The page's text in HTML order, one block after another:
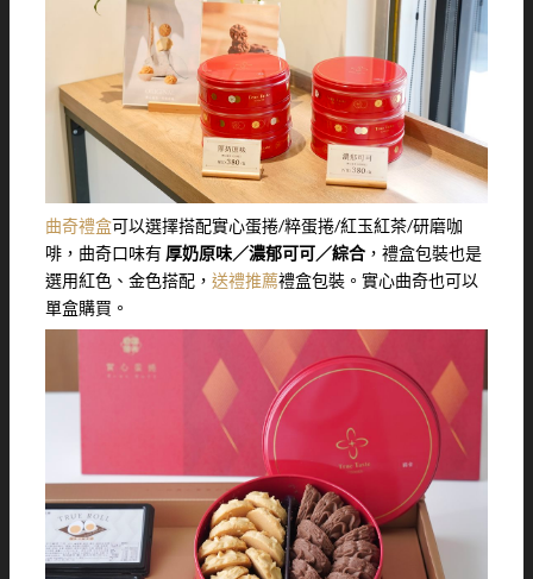
曲奇禮盒可以選擇搭配實心蛋捲/粹蛋捲/紅玉紅茶/研磨咖
啡，曲奇口味有 厚奶原味／濃郁可可／綜合 ，禮盒包裝也是
選用紅色、金色搭配， 送禮推薦禮盒包裝。實心曲奇也可以
單盒購買。